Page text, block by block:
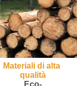
Materiali di alta
qualità
Eco-